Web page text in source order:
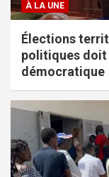
À LA UNE
Élections
politiques doit
démocratique